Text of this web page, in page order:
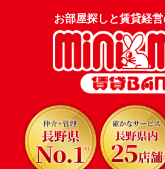
お部屋探しと賃貸経